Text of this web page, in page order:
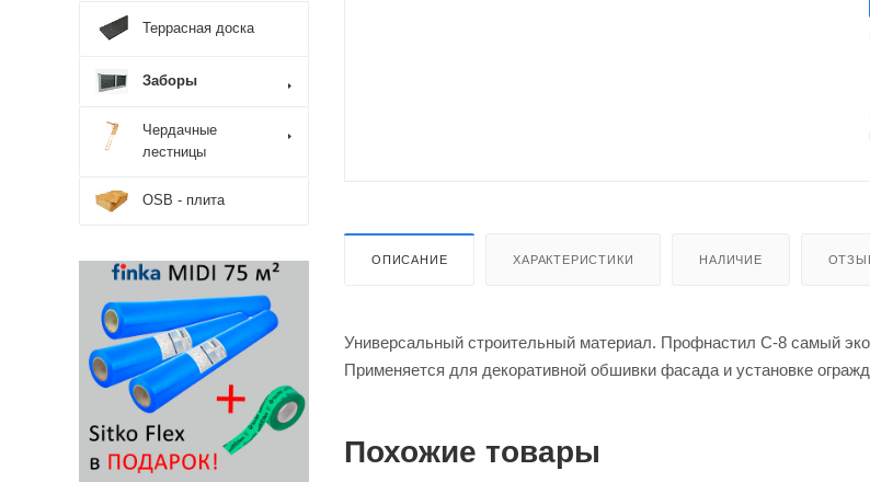
ОПИСАНИЕ ХАРАКТЕРИСТИКИ НАЛИЧИЕ
Универсальный строительный материал. Профнастил C-8 cамый
Применяется для декоративной обшивки фасада и установке
Похожие товары
Террасная доска
Заборы
Чердачные
лестницы
OSB - плита